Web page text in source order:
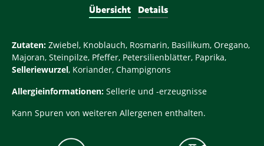
Übersicht Details
Zutaten: Zwiebel, Knoblauch, Rosmarin, Basilikum, Oregano,
Majoran, Steinpilze, Pfeffer, Petersilienblätter, Paprika,
Selleriewurzel, Koriander, Champignons
Allergieinformationen: Sellerie und -erzeugnisse
Kann Spuren von weiteren Allergenen enthalten.